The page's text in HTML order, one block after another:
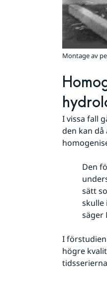
Montage av
I vissa fall
den kan då
Den
sätt
skulle
säger
I
högre